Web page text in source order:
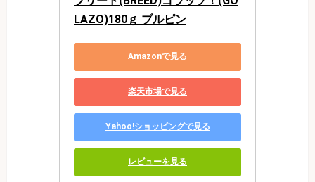
LAZO)180ｇ ブルピン
Amazonで見る
楽天市場で見る
Yahoo!ショッピングで見る
レビューを見る